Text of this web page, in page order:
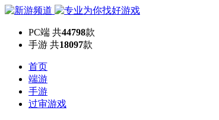
PC端 共44798款
手游 共18097款
首页
端游
手游
过审游戏